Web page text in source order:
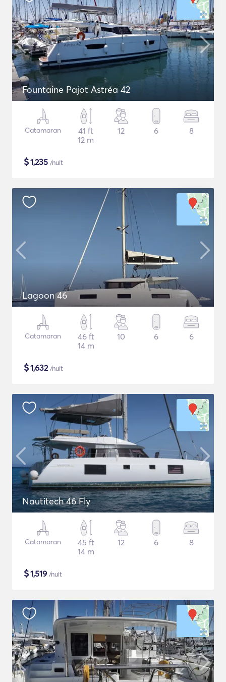
Fountaine Pajot Astréa 42
Catamaran
41 ft
12 m
12 6 8
$1,235 /nuit
Lagoon 46
Catamaran
46 ft
14 m
10 6 6
$1,632/nuit
Nautitech 46 Fly
Catamaran
45 ft
14 m
12 6 8
$1,519 /nuit